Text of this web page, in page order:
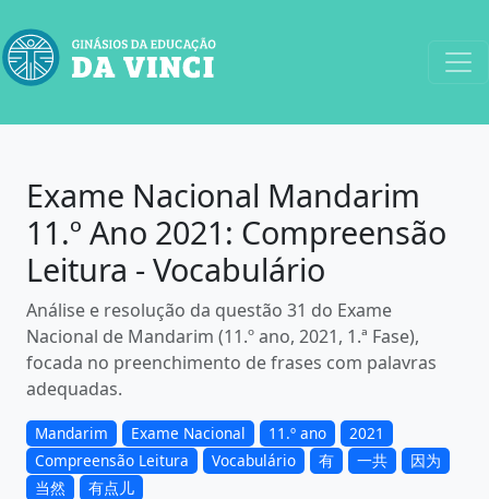
Exame Nacional Mandarim
11.º Ano 2021: Compreensão
Leitura - Vocabulário
Análise e resolução da questão 31 do Exame
Nacional de Mandarim (11.º ano, 2021, 1.ª Fase),
focada no preenchimento de frases com palavras
adequadas.
Mandarim Exame Nacional 11.º ano
2021
Compreensão Leitura
Vocabulário 有 一共
因为
当然
有点儿